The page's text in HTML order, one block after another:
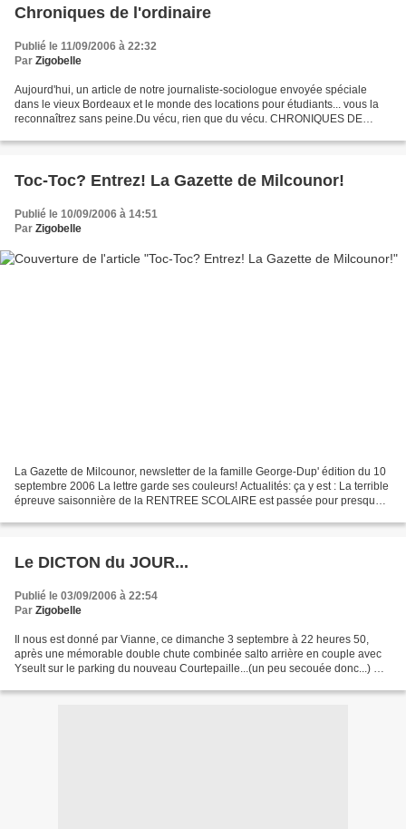
Chroniques de l'ordinaire
Publié le 11/09/2006 à 22:32
Par Zigobelle
Aujourd'hui, un article de notre journaliste-sociologue envoyée spéciale
dans le vieux Bordeaux et le monde des locations pour étudiants... vous la
reconnaîtrez sans peine.Du vécu, rien que du vécu. CHRONIQUES DE
Toc-Toc? Entrez! La Gazette de Milcounor!
Publié le 10/09/2006 à 14:51
Par Zigobelle
La Gazette de Milcounor, newsletter de la famille George-Dup' édition du 10
septembre 2006 La lettre garde ses couleurs! Actualités: ça y est : La terrible
épreuve saisonnière de la RENTREE SCOLAIRE est passée pour presque
Le DICTON du JOUR...
Publié le 03/09/2006 à 22:54
Par Zigobelle
Il nous est donné par Vianne, ce dimanche 3 septembre à 22 heures 50,
après une mémorable double chute combinée salto arrière en couple avec
Yseult sur le parking du nouveau Courtepaille...(un peu secouée donc...) Ce